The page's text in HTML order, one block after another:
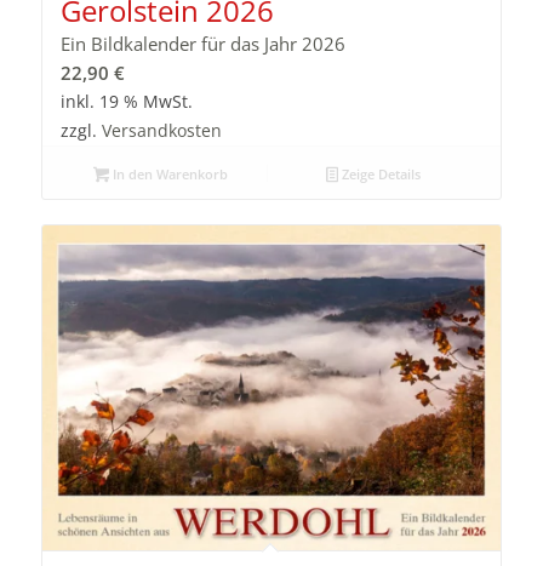
Gerolstein 2026
Ein Bildkalender für das Jahr 2026
22,90 €
inkl. 19 % MwSt.
zzgl. Versandkosten
In den Warenkorb Zeige Details